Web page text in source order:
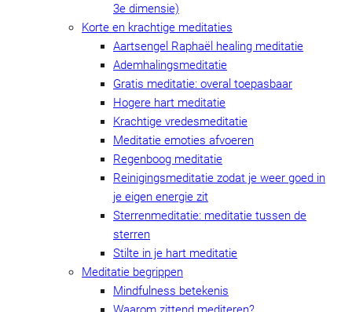
3e dimensie)
Korte en krachtige meditaties
Aartsengel Raphaël healing meditatie
Ademhalingsmeditatie
Gratis meditatie: overal toepasbaar
Hogere hart meditatie
Krachtige vredesmeditatie
Meditatie emoties afvoeren
Regenboog meditatie
Reinigingsmeditatie zodat je weer goed in
je eigen energie zit
Sterrenmeditatie: meditatie tussen de
sterren
Stilte in je hart meditatie
Meditatie begrippen
Mindfulness betekenis